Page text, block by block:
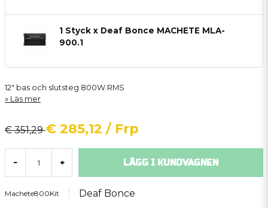
1 Styck x Deaf Bonce MACHETE MLA-
900.1
12" bas och slutsteg 800W RMS
Läs mer
€ 351,29€ 285,12 / Frp
- + LÄGG I KUNDVAGNEN
Machete800Kit Deaf Bonce